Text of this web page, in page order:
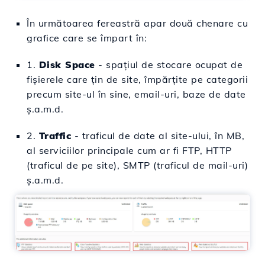
În următoarea fereastră apar două chenare cu
grafice care se împart în:
1. Disk Space - spațiul de stocare ocupat de
fișierele care țin de site, împărțite pe categorii
precum site-ul în sine, email-uri, baze de date
ș.a.m.d.
2. Traffic - traficul de date al site-ului, în MB,
al serviciilor principale cum ar fi FTP, HTTP
(traficul de pe site), SMTP (traficul de mail-uri)
ș.a.m.d.